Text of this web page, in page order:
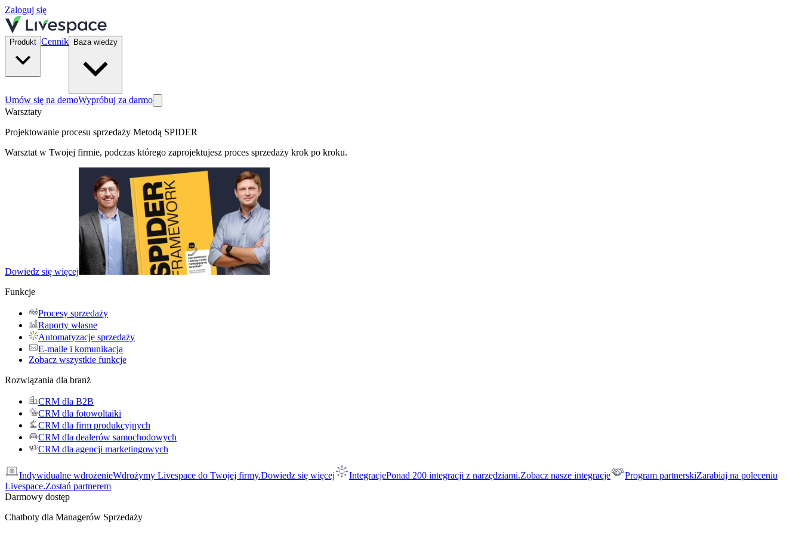
Zaloguj się
Produkt Cennik Baza wiedzy
Umów się na demoWypróbuj za darmo
Warsztaty
Projektowanie procesu sprzedaży Metodą SPIDER
Warsztat w Twojej firmie, podczas którego zaprojektujesz proces sprzedaży krok po kroku.
Dowiedz się więcej
Funkcje
Procesy sprzedaży
Raporty własne
Automatyzacje sprzedaży
E-maile i komunikacja
Zobacz wszystkie funkcje
Rozwiązania dla branż
CRM dla B2B
CRM dla fotowoltaiki
CRM dla firm produkcyjnych
CRM dla dealerów samochodowych
CRM dla agencji marketingowych
Indywidualne wdrożenieWdrożymy Livespace do Twojej firmy.Dowiedz się więcej IntegracjePonad 200 integracji z narzędziami.Zobacz nasze integracje Program partnerskiZarabiaj na poleceniu
Livespace.Zostań partnerem
Darmowy dostęp
Chatboty dla Managerów Sprzedaży